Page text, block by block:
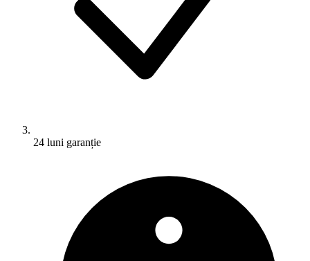
24 luni garanție